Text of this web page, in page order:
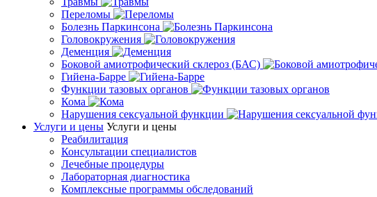
Переломы
Болезнь Паркинсона
Головокружения
Деменция
Боковой амиотрофический склероз (БАС)
Гийена-Барре
Функции тазовых органов
Кома
Нарушения сексуальной функции
Услуги и цены Услуги и цены
Реабилитация
Консультации специалистов
Лечебные процедуры
Лабораторная диагностика
Комплексные программы обследований